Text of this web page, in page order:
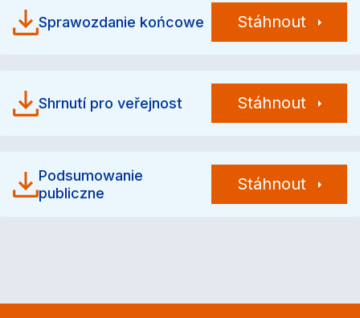
Sprawozdanie końcowe Stáhnout
Shrnutí pro veřejnost Stáhnout
Podsumowanie
publiczne
Stáhnout